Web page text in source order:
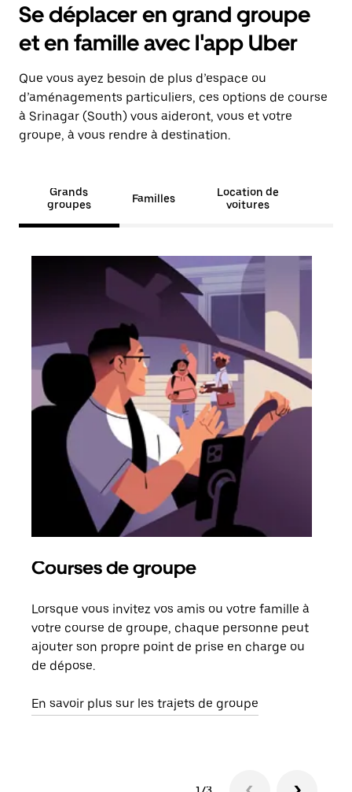
Se déplacer en grand groupe
et en famille avec l'app Uber
Que vous ayez besoin de plus d’espace ou
d’aménagements particuliers, ces options de course
à Srinagar (South) vous aideront, vous et votre
groupe, à vous rendre à destination.
Grands
groupes
Familles
Location de
voitures
Courses de groupe
Lorsque vous invitez vos amis ou votre famille à
votre course de groupe, chaque personne peut
ajouter son propre point de prise en charge ou
de dépose.
En savoir plus sur les trajets de groupe